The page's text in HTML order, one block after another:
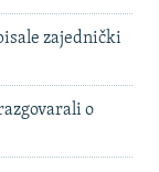
zajednički
o